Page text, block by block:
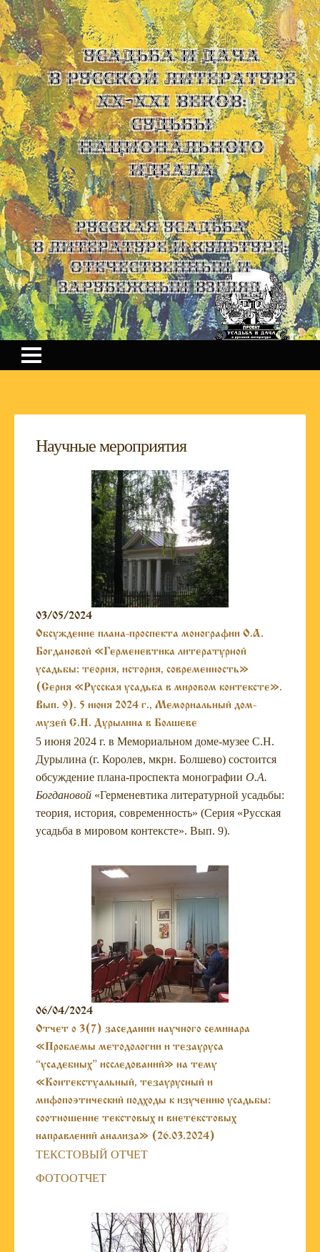
УСАДЬБА И ДАЧА
В РУССКОЙ ЛИТЕРАТУРЕ
XX-XXI ВЕКОВ:
СУДЬБЫ
НАЦИОНАЛЬНОГО
ИДЕАЛА
Русская усадьба
в литературе и культуре:
отечественный и
зарубежный взгляд
Научные мероприятия
03/05/2024
Обсуждение плана-проспекта монографии О.А.
Богдановой «Герменевтика литературной
усадьбы: теория, история, современность»
(Серия «Русская усадьба в мировом контексте».
Вып. 9). 5 июня 2024 г., Мемориальный дом-
музей С.Н. Дурылина в Болшеве
5 июня 2024 г. в Мемориальном доме-музее С.Н.
Дурылина (г. Королев, мкрн. Болшево) состоится
обсуждение плана-проспекта монографии О.А.
Богдановой «Герменевтика литературной усадьбы:
теория, история, современность» (Серия «Русская
усадьба в мировом контексте». Вып. 9).
06/04/2024
Отчет о 3(7) заседании научного семинара
«Проблемы методологии и тезауруса
“усадебных” исследований» на тему
«Контекстуальный, тезаурусный и
мифопоэтический подходы к изучению усадьбы:
соотношение текстовых и внетекстовых
направлений анализа» (26.03.2024)
ТЕКСТОВЫЙ ОТЧЕТ
ФОТООТЧЕТ